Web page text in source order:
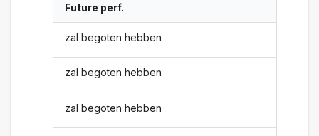
Future perf.
zal begoten hebben
zal begoten hebben
zal begoten hebben